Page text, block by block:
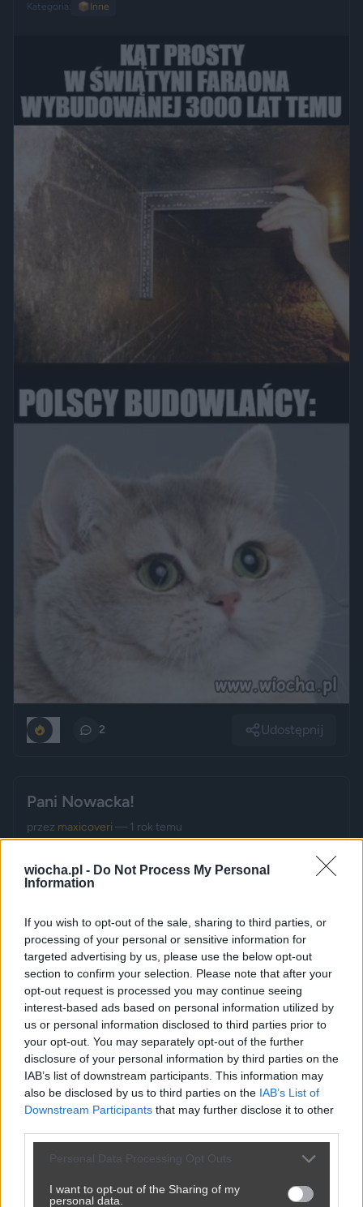
wiocha.pl - Do Not Process My Personal
Information
If you wish to opt-out of the sale, sharing to third parties, or
processing of your personal or sensitive information for
targeted advertising by us, please use the below opt-out
section to confirm your selection. Please note that after your
opt-out request is processed you may continue seeing
interest-based ads based on personal information utilized by
us or personal information disclosed to third parties prior to
your opt-out. You may separately opt-out of the further
disclosure of your personal information by third parties on the
IAB’s list of downstream participants. This information may
also be disclosed by us to third parties on the IAB’s List of
Downstream Participants that may further disclose it to other
Personal Data Processing Opt Outs
I want to opt-out of the Sharing of my
personal data.
Kategoria: 📦 Inne
2 Udostępnij
Pani Nowacka!
przez maxicoveri — 1 rok temu
0 2 Udostępnij